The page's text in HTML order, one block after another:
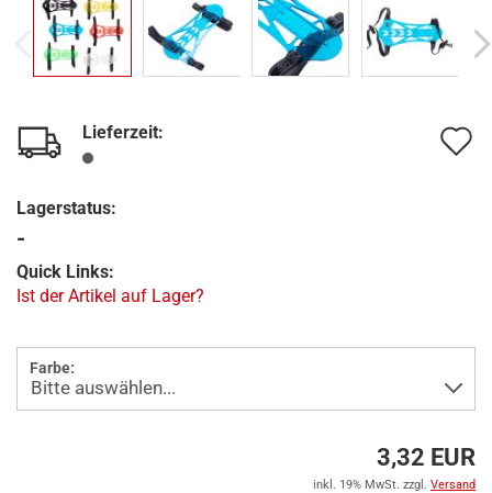
Lieferzeit:
Lagerstatus:
-
Quick Links:
Ist der Artikel auf Lager?
Farbe:
3,32 EUR
inkl. 19% MwSt. zzgl. Versand